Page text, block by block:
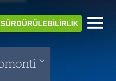
SÜRDÜRÜLEBİLİRLİK